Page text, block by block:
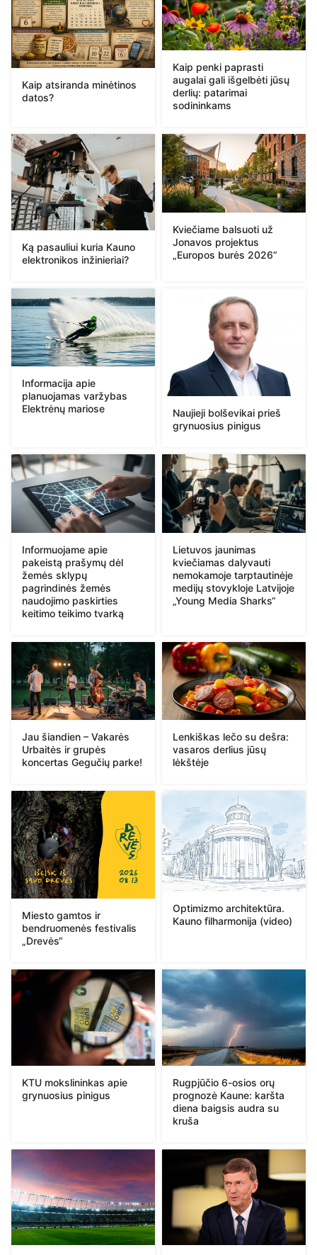
Kaip atsiranda minėtinos
datos?
Kaip penki paprasti
augalai gali išgelbėti jūsų
derlių: patarimai
sodininkams
Ką pasauliui kuria Kauno
elektronikos inžinieriai?
Kviečiame balsuoti už
Jonavos projektus
„Europos burės 2026“
Informacija apie
planuojamas varžybas
Elektrėnų mariose
Naujieji bolševikai prieš
grynuosius pinigus
Informuojame apie
pakeistą prašymų dėl
žemės sklypų
pagrindinės žemės
naudojimo paskirties
keitimo teikimo tvarką
Lietuvos jaunimas
kviečiamas dalyvauti
nemokamoje tarptautinėje
medijų stovykloje Latvijoje
„Young Media Sharks“
Jau šiandien – Vakarės
Urbaitės ir grupės
koncertas Gegučių parke!
Lenkiškas lečo su dešra:
vasaros derlius jūsų
lėkštėje
Miesto gamtos ir
bendruomenės festivalis
„Drevės“
Optimizmo architektūra.
Kauno filharmonija (video)
KTU mokslininkas apie
grynuosius pinigus
Rugpjūčio 6-osios orų
prognozė Kaune: karšta
diena baigsis audra su
kruša